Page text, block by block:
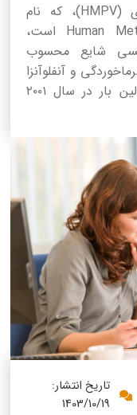
ویروس تنفسی اچ‌ام‌پی‌وی (HMPV)، که نام
کامل آن Human Metapneumovirus است،
شایع محسوب
و آنفلوآنزا
دارد. این ویروس برای اولین بار در سال ۲۰۰۱
تاریخ انتشار:
1403/10/19